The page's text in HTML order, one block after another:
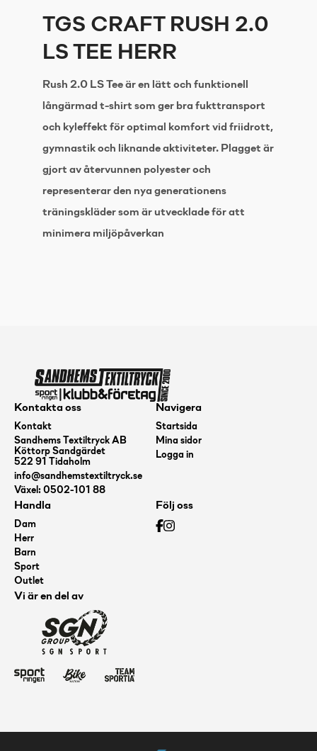
TGS CRAFT RUSH 2.0
LS TEE HERR
Rush 2.0 LS Tee är en lätt och funktionell
långärmad t-shirt som ger bra fukttransport
och kyleffekt för optimal komfort vid friidrott,
gymnastik och liknande aktiviteter. Plagget är
gjort av återvunnen polyester och
representerar den nya generationens
träningskläder som är utvecklade för att
minimera miljöpåverkan
Kontakta oss
Kontakt
Sandhems Textiltryck AB
Köttorp Sandgärdet
522 91 Tidaholm
info@sandhemstextiltryck.se
Växel: 0502-101 88
Navigera
Startsida
Mina sidor
Logga in
Handla
Dam
Herr
Barn
Sport
Outlet
Följ oss
Vi är en del av